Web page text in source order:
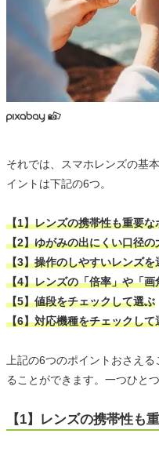
それでは、スマホレンズの基
イントは下記の6つ。
【1】レンズの携帯性も重要な
【2】ゆがみの出にくい口径
【3】操作のしやすいレンズを
【4】レンズの「倍率」や「画
【5】値段をチェックして選ぶ
【6】対応機種をチェックして
上記の6つのポイントおさえ
ることができます。一つひと
【1】レンズの携帯性も